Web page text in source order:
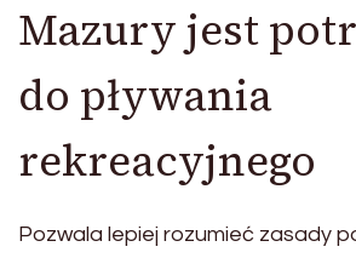
Mazury jest
do pływania
rekreacyjnego
Pozwala lepiej rozumieć zasady